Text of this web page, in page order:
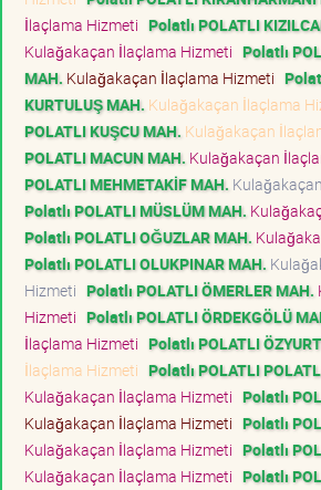
İlaçlama Hizmeti Polatlı POLATLI
Kulağakaçan İlaçlama Hizmeti Polatlı
MAH. Kulağakaçan İlaçlama Hizmeti
KURTULUŞ MAH. Kulağakaçan İlaçlama
POLATLI KUŞCU MAH. Kulağakaçan
POLATLI MACUN MAH. Kulağakaçan
POLATLI MEHMETAKİF MAH.
Polatlı POLATLI MÜSLÜM MAH.
Polatlı POLATLI OĞUZLAR MAH.
Polatlı POLATLI OLUKPINAR MAH.
Hizmeti Polatlı POLATLI ÖMERLER MAH.
Hizmeti Polatlı POLATLI ÖRDEKGÖLÜ
İlaçlama Hizmeti Polatlı POLATLI
İlaçlama Hizmeti Polatlı POLATLI
Kulağakaçan İlaçlama Hizmeti Polatlı
Kulağakaçan İlaçlama Hizmeti Polatlı
Kulağakaçan İlaçlama Hizmeti Polatlı
Kulağakaçan İlaçlama Hizmeti Polatlı